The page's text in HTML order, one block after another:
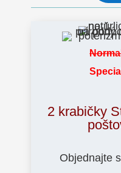
2 krabičky
Objednajte